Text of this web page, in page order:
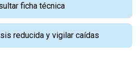
ficha técnica
reducida y vigilar caídas